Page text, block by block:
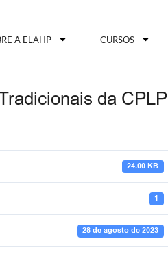
A ELAHP CURSOS
da CPLP
24.00 KB
1
28 de agosto de 2023